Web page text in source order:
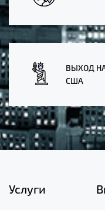
ВЫХОД
США
Услуги